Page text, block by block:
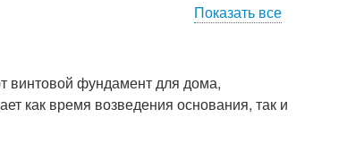
Показать все
винтовой фундамент для дома,
как время возведения основания, так и